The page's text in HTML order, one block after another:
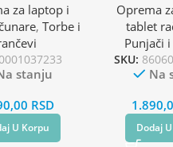
za laptop i
, Torbe i
0001037233
stanju
RSD
U Korpu
Oprema
tablet
Punjači
SKU:
Na
Dodaj